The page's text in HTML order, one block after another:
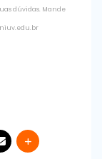
dúvidas. Mande